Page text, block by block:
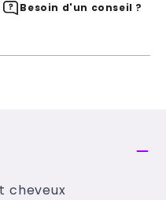
Besoin d'un conseil ?
cheveux